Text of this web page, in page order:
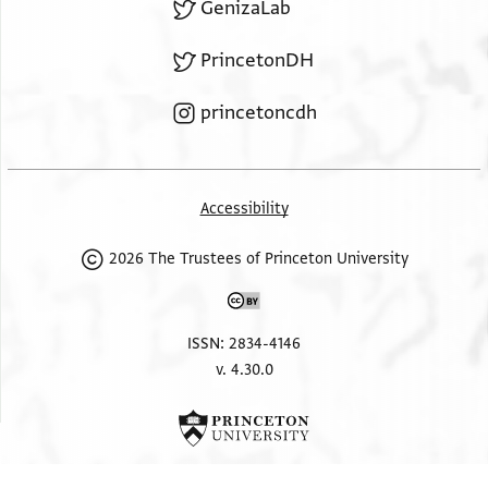
GenizaLab
PrincetonDH
princetoncdh
Accessibility
2026 The Trustees of Princeton University
ISSN: 2834-4146
v. 4.30.0